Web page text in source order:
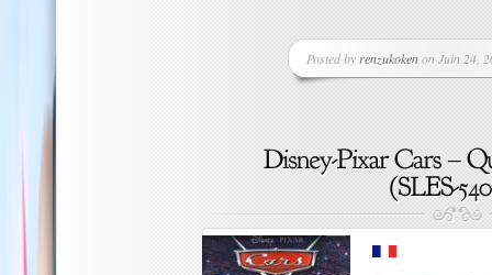
Posted by renzukokenon Juin 24,